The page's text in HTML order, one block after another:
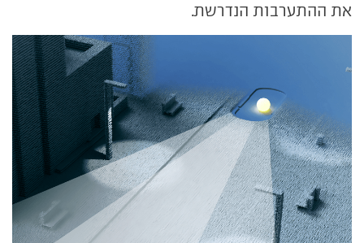
את ההתערבות הנדרשת.